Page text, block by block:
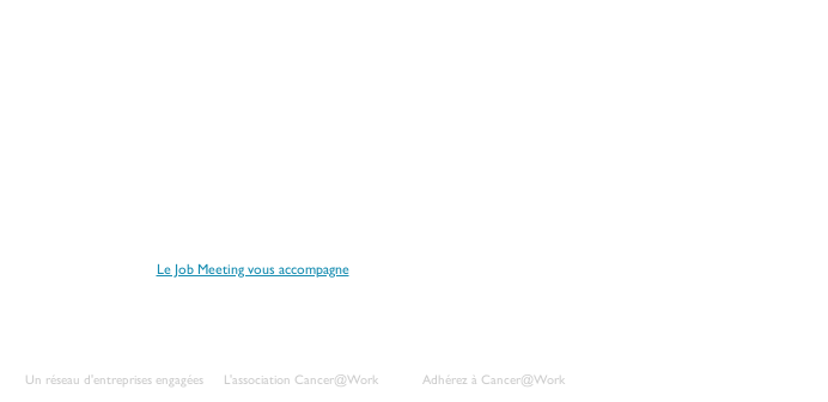
Le Job Meeting vous accompagne
Un réseau d'entreprises engagées
L'association Cancer@Work
Adhérez à Cancer@Work